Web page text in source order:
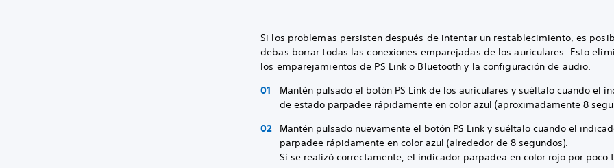
Si los problemas persisten después de intentar un restablecimiento, es
debas borrar todas las conexiones emparejadas de los auriculares. Esto
los emparejamientos de PS Link o Bluetooth y la configuración de audio.
Mantén pulsado el botón PS Link de los auriculares y suéltalo cuando el
de estado parpadee rápidamente en color azul (aproximadamente 8
Mantén pulsado nuevamente el botón PS Link y suéltalo cuando el
parpadee rápidamente en color azul (alrededor de 8 segundos).
Si se realizó correctamente, el indicador parpadea en color rojo por poco